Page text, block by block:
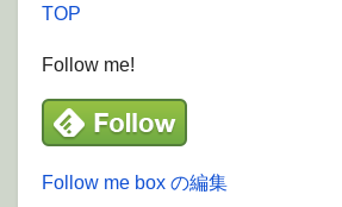
TOP
Follow me!
Follow me box の編集